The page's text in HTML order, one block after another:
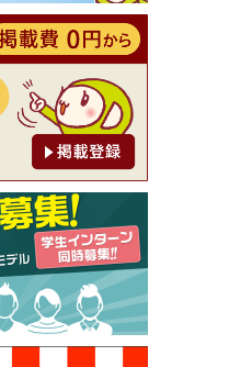
全品20％OFF ※18時以
（ピアクオーレ））
特価 鼻毛脱毛 半額 2,2
門ワックス脱毛サロン Mi
毛カール 3,850円→ 2,7
エール））
餃子酒場たっちゃん 西